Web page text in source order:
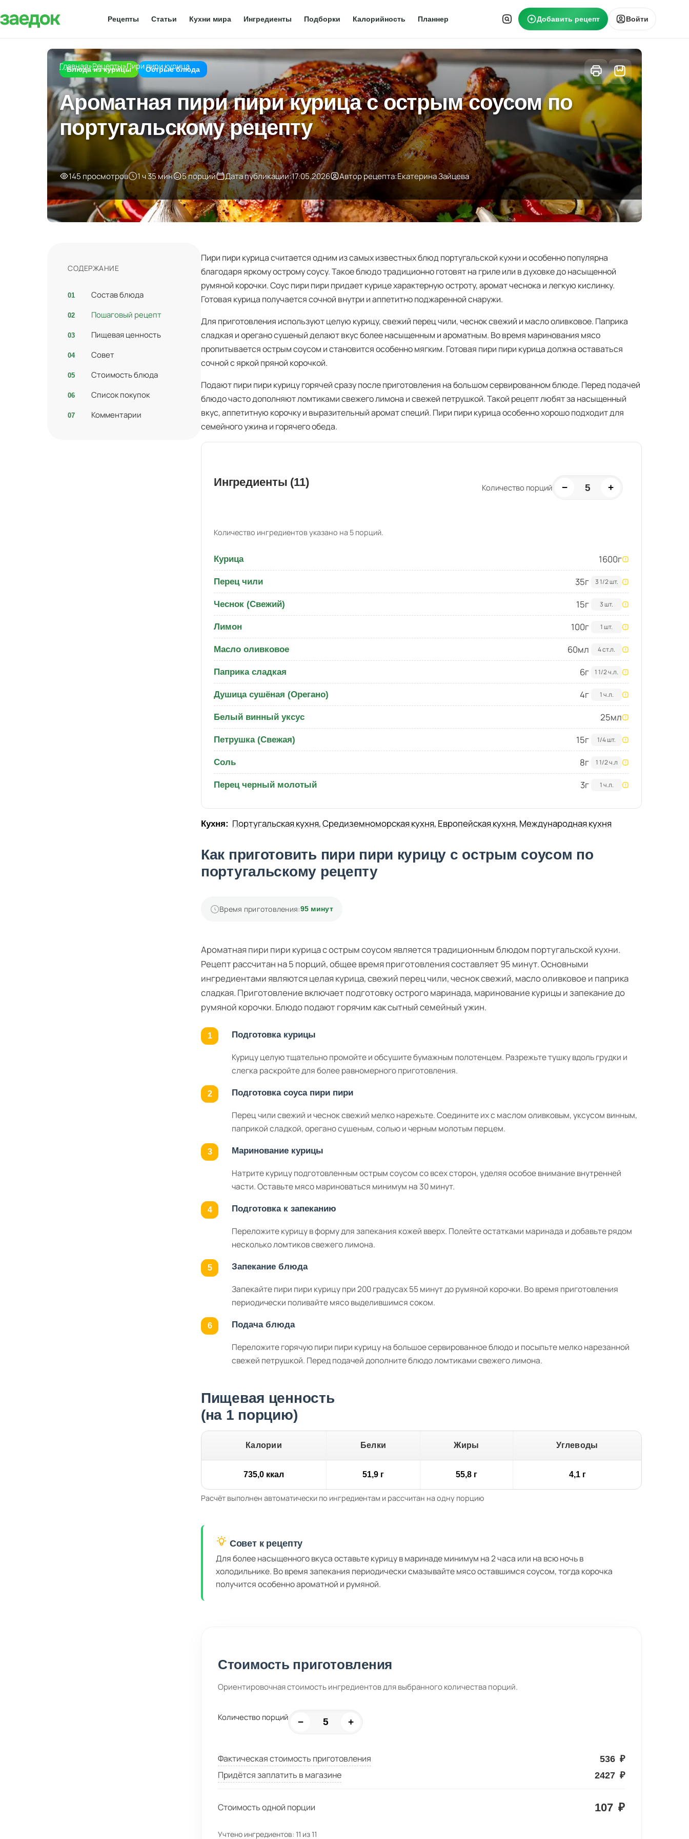
Рецепты Статьи Кухни мира Ингредиенты Подборки Калорийность Планнер Добавить рецепт Войти
Главная»Рецепты»Пири пири курица
Блюда из курицы Острые блюда
Ароматная пири пири курица с острым соусом по
португальскому рецепту
145 просмотров 1 ч 35 мин 5 порций Дата публикации:17.05.2026 Автор рецепта:Екатерина Зайцева
СОДЕРЖАНИЕ
Состав блюда
Пошаговый рецепт
Пищевая ценность
Совет
Стоимость блюда
Список покупок
Комментарии
Пири пири курица считается одним из самых известных блюд португальской кухни и особенно популярна
благодаря яркому острому соусу. Такое блюдо традиционно готовят на гриле или в духовке до насыщенной
румяной корочки. Соус пири пири придает курице характерную остроту, аромат чеснока и легкую кислинку.
Готовая курица получается сочной внутри и аппетитно поджаренной снаружи.
Для приготовления используют целую курицу, свежий перец чили, чеснок свежий и масло оливковое. Паприка
сладкая и орегано сушеный делают вкус более насыщенным и ароматным. Во время маринования мясо
пропитывается острым соусом и становится особенно мягким. Готовая пири пири курица должна оставаться
сочной с яркой пряной корочкой.
Подают пири пири курицу горячей сразу после приготовления на большом сервированном блюде. Перед подачей
блюдо часто дополняют ломтиками свежего лимона и свежей петрушкой. Такой рецепт любят за насыщенный
вкус, аппетитную корочку и выразительный аромат специй. Пири пири курица особенно хорошо подходит для
семейного ужина и горячего обеда.
Ингредиенты (11) Количество порций − 5 +
Количество ингредиентов указано на 5 порций.
Курица 1600г
Перец чили 35г 3 1/2 шт.
Чеснок (Свежий) 15г 3 шт.
Лимон 100г 1 шт.
Масло оливковое 60мл 4 ст.л.
Паприка сладкая 6г 1 1/2 ч.л.
Душица сушёная (Орегано) 4г 1 ч.л.
Белый винный уксус 25мл
Петрушка (Свежая) 15г 1/4 шт.
Соль 8г 1 1/2 ч.л
Перец черный молотый 3г 1 ч.л.
Кухня: Португальская кухня,Средиземноморская кухня, Европейская кухня, Международная кухня
Как приготовить пири пири курицу с острым соусом по
португальскому рецепту
Время приготовления:95 минут
Ароматная пири пири курица с острым соусом является традиционным блюдом португальской кухни.
Рецепт рассчитан на 5 порций, общее время приготовления составляет 95 минут. Основными
ингредиентами являются целая курица, свежий перец чили, чеснок свежий, масло оливковое и паприка
сладкая. Приготовление включает подготовку острого маринада, маринование курицы и запекание до
румяной корочки. Блюдо подают горячим как сытный семейный ужин.
Подготовка курицы
Курицу целую тщательно промойте и обсушите бумажным полотенцем. Разрежьте тушку вдоль грудки и
слегка раскройте для более равномерного приготовления.
Подготовка соуса пири пири
Перец чили свежий и чеснок свежий мелко нарежьте. Соедините их с маслом оливковым, уксусом винным,
паприкой сладкой, орегано сушеным, солью и черным молотым перцем.
Маринование курицы
Натрите курицу подготовленным острым соусом со всех сторон, уделяя особое внимание внутренней
части. Оставьте мясо мариноваться минимум на 30 минут.
Подготовка к запеканию
Переложите курицу в форму для запекания кожей вверх. Полейте остатками маринада и добавьте рядом
несколько ломтиков свежего лимона.
Запекание блюда
Запекайте пири пири курицу при 200 градусах 55 минут до румяной корочки. Во время приготовления
периодически поливайте мясо выделившимся соком.
Подача блюда
Переложите горячую пири пири курицу на большое сервированное блюдо и посыпьте мелко нарезанной
свежей петрушкой. Перед подачей дополните блюдо ломтиками свежего лимона.
Пищевая ценность
(на 1 порцию)
Калории Белки Жиры Углеводы
735,0 ккал 51,9 г 55,8 г 4,1 г
Расчёт выполнен автоматически по ингредиентам и рассчитан на одну порцию
Совет к рецепту
Для более насыщенного вкуса оставьте курицу в маринаде минимум на 2 часа или на всю ночь в
холодильнике. Во время запекания периодически смазывайте мясо оставшимся соусом, тогда корочка
получится особенно ароматной и румяной.
Стоимость приготовления
Ориентировочная стоимость ингредиентов для выбранного количества порций.
Количество порций − +
Фактическая стоимость приготовления 536 ₽
Придётся заплатить в магазине 2427 ₽
Стоимость одной порции 107 ₽
Учтено ингредиентов: 11 из11